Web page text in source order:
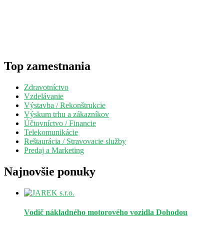
Top zamestnania
Zdravotníctvo
Vzdelávanie
Výstavba / Rekonštrukcie
Výskum trhu a zákazníkov
Účtovníctvo / Financie
Telekomunikácie
Reštaurácia / Stravovacie služby
Predaj a Marketing
Najnovšie ponuky
Vodič nákladného motorového vozidla Dohodou